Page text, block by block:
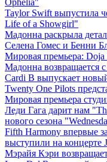
Ophelia"
Taylor Swift выпустила
Life of a Showgirl"
Мадонна раскрыла
Селена Гомес и Бенни
Мировая премьера:
Мадонна возвращается
Cardi B выпускает
Twenty One Pilots
Мировая премьера
Леди Гага дарит нам
нового сезона
Fifth Harmony впервые
выступили на концерте
Мэрайя Кэри